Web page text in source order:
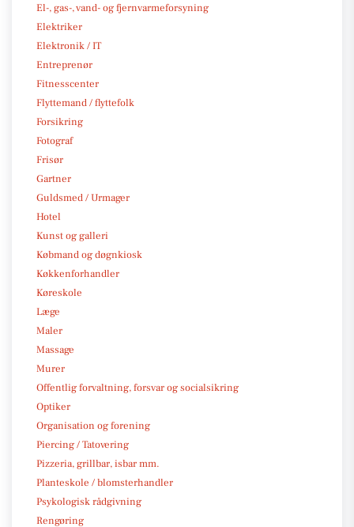
El-, gas-, vand- og fjernvarmeforsyning
Elektriker
Elektronik / IT
Entreprenør
Fitnesscenter
Flyttemand / flyttefolk
Forsikring
Fotograf
Frisør
Gartner
Guldsmed / Urmager
Hotel
Kunst og galleri
Købmand og døgnkiosk
Køkkenforhandler
Køreskole
Læge
Maler
Massage
Murer
Offentlig forvaltning, forsvar og socialsikring
Optiker
Organisation og forening
Piercing / Tatovering
Pizzeria, grillbar, isbar mm.
Planteskole / blomsterhandler
Psykologisk rådgivning
Rengøring